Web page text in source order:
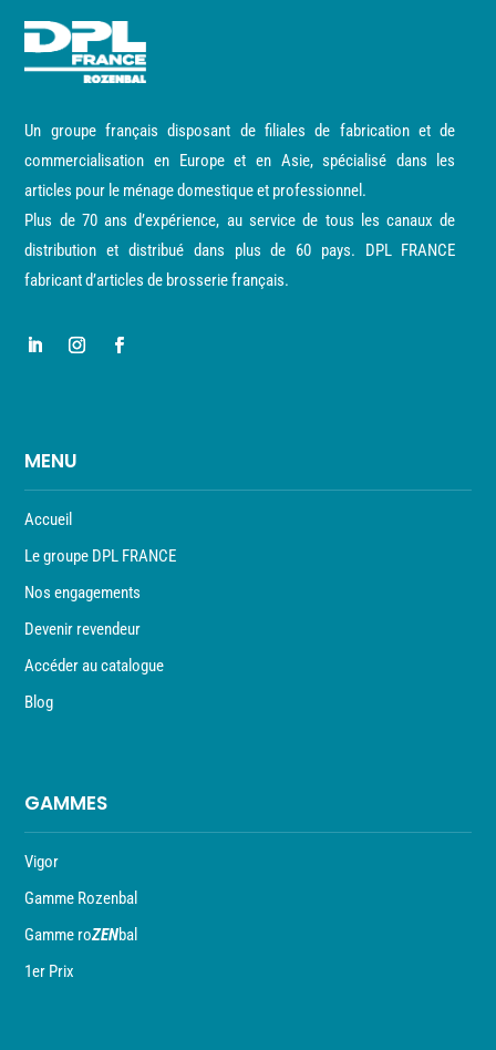
Un groupe français disposant de filiales de fabrication et de
commercialisation en Europe et en Asie, spécialisé dans les
articles pour le ménage domestique et professionnel.
Plus de 70 ans d’expérience, au service de tous les canaux de
distribution et distribué dans plus de 60 pays. DPL FRANCE
fabricant d’articles de brosserie français.
MENU
Accueil
Le groupe DPL FRANCE
Nos engagements
Devenir revendeur
Accéder au catalogue
Blog
GAMMES
Vigor
Gamme Rozenbal
Gamme roZENbal
1er Prix